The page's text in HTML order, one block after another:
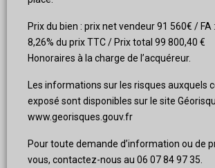
Prix du bien : prix net vendeur 91 560€ / FA
8,26% du prix TTC / Prix total 99 800,40 €
Honoraires à la charge de l’acquéreur.
Les informations sur les risques auxquels
exposé sont disponibles sur le site
www.georisques.gouv.fr
Pour toute demande d’information ou de
vous, contactez-nous au 06 07 84 97 35.